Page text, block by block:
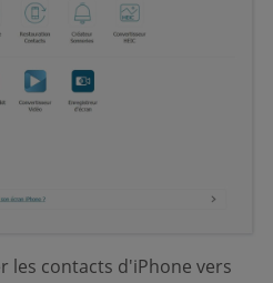
contacts d'iPhone vers